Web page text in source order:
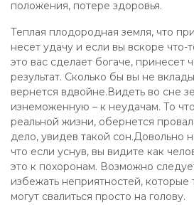
положения, потере здоровья.
Теплая плодородная земля, что
несет удачу и если вы вскоре что-
это вас сделает богаче, принесет
результат. Сколько бы вы не
вернется вдвойне.Видеть во сне
изнеможенную – к неудачам. То
реальной жизни, обернется
дело, увидев такой сон.Довольно
что если уснув, вы видите как
это к похоронам. Возможно
избежать неприятностей, которые
могут свалиться просто на голову.